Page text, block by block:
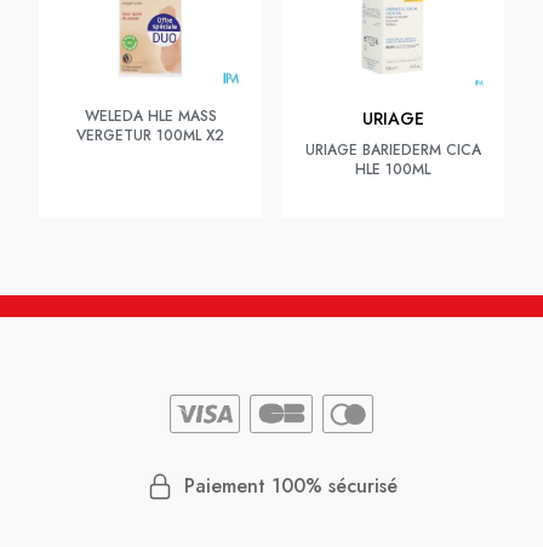
WELEDA HLE MASS
VERGETUR 100ML X2
URIAGE
URIAGE BARIEDERM CICA
HLE 100ML
Paiement 100% sécurisé